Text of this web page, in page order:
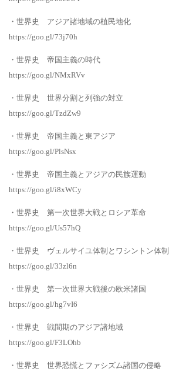
・世界史 アジア諸地域の植民地化
https://goo.gl/73j70h
・世界史 帝国主義の時代
https://goo.gl/NMxRVv
・世界史 世界分割と列強の対立
https://goo.gl/TzdZw9
・世界史 帝国主義と東アジア
https://goo.gl/PlsNsx
・世界史 帝国主義とアジアの民族運動
https://goo.gl/i8xWCy
・世界史 第一次世界大戦とロシア革命
https://goo.gl/Us57hQ
・世界史 ヴェルサイユ体制とワシントン体制
https://goo.gl/33zl6n
・世界史 第一次世界大戦後の欧米諸国
https://goo.gl/hg7vI6
・世界史 戦間期のアジア諸地域
https://goo.gl/F3LOhb
・世界史 世界恐慌とファシズム諸国の侵略